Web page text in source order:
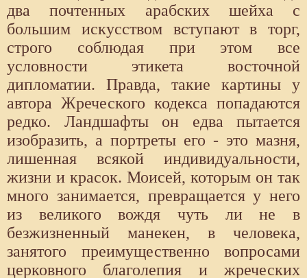
два почтенных арабских шейха с
большим искусством вступают в торг,
строго соблюдая при этом все
условности этикета восточной
дипломатии. Правда, такие картины у
автора Жреческого кодекса попадаются
редко. Ландшафты он едва пытается
изобразить, а портреты его - это мазня,
лишенная всякой индивидуальности,
жизни и красок. Моисей, которым он так
много занимается, превращается у него
из великого вождя чуть ли не в
безжизненный манекен, в человека,
занятого преимущественно вопросами
церковного благолепия и жреческих